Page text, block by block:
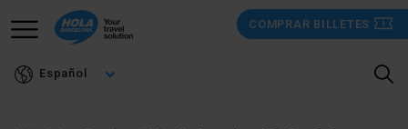
Pasar
COMPRAR BILLETES
Español